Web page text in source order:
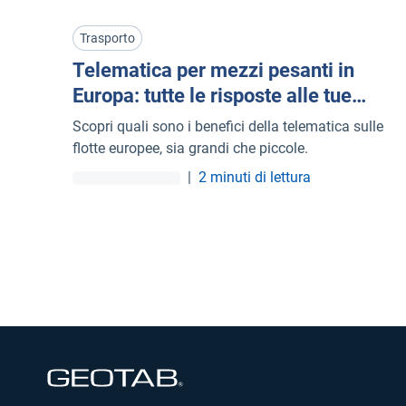
nella guida dei team.
Trasporto
Telematica per mezzi pesanti in
Europa: tutte le risposte alle tue
domande
Scopri quali sono i benefici della telematica sulle
flotte europee, sia grandi che piccole.
| 2 minuti di lettura